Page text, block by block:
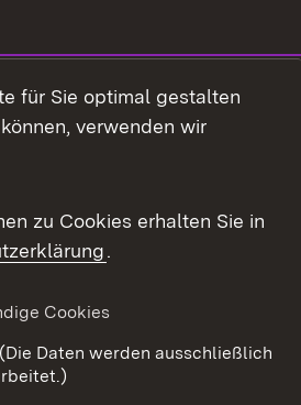
Kontakt
für Sie optimal gestalten
verwenden wir
zu Cookies erhalten Sie in
.
Cookies
Daten werden ausschließlich